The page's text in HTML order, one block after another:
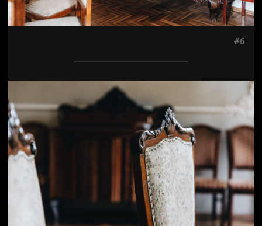
#6
Jön még kép!